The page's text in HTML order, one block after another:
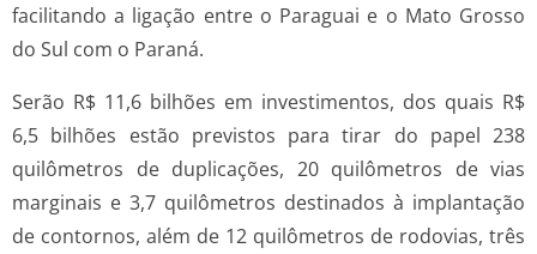
facilitando a ligação entre o Paraguai e o Mato Grosso
do Sul com o Paraná.
Serão R$ 11,6 bilhões em investimentos, dos quais R$
6,5 bilhões estão previstos para tirar do papel 238
quilômetros de duplicações, 20 quilômetros de vias
marginais e 3,7 quilômetros destinados à implantação
de contornos, além de 12 quilômetros de rodovias, três